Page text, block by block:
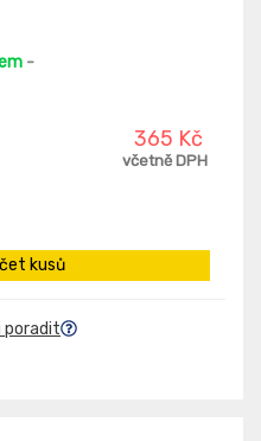
-
365 Kč
včetně DPH
kusů
poradit